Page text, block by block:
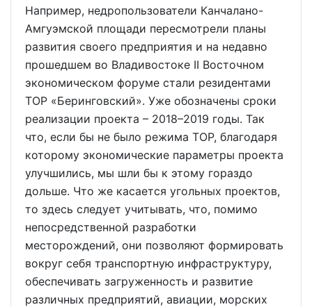
Например, недропользователи Канчалано-
Амгуэмской площади пересмотрели планы
развития своего предприятия и на недавно
прошедшем во Владивостоке II Восточном
экономическом форуме стали резидентами
ТОР «Беринговский». Уже обозначены сроки
реализации проекта – 2018–2019 годы. Так
что, если бы не было режима ТОР, благодаря
которому экономические параметры проекта
улучшились, мы шли бы к этому гораздо
дольше. Что же касается угольных проектов,
то здесь следует учитывать, что, помимо
непосредственной разработки
месторождений, они позволяют формировать
вокруг себя транспортную инфраструктуру,
обеспечивать загруженность и развитие
различных предприятий, авиации, морских